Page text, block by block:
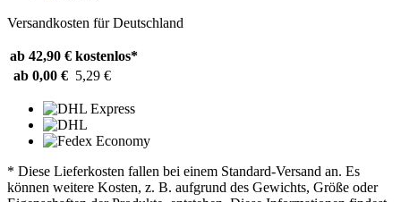
Versandkosten für Deutschland
ab 42,90 € kostenlos*
ab 0,00 € 5,29 €
* Diese Lieferkosten fallen bei einem Standard-Versand an. Es
können weitere Kosten, z. B. aufgrund des Gewichts, Größe oder